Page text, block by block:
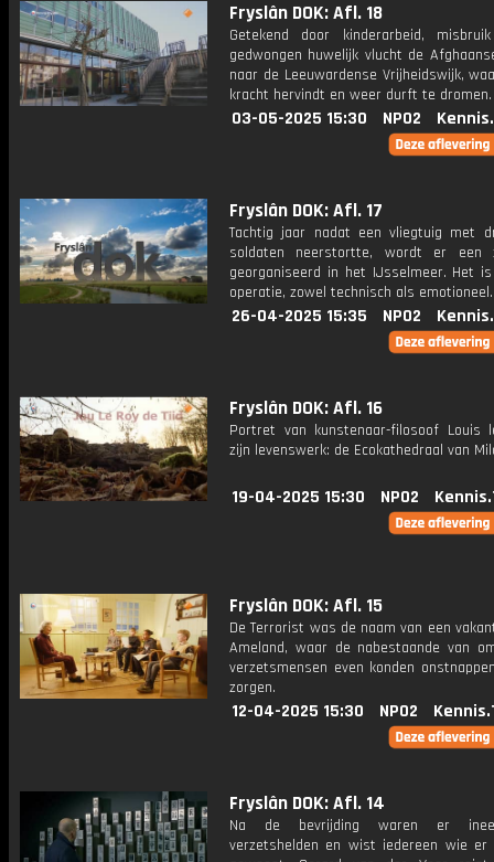
Fryslân DOK: Afl. 18
Getekend door kinderarbeid,
gedwongen huwelijk vlucht de
naar de Leeuwardense Vrijheidswijk,
kracht hervindt en weer durft te dromen.
03-05-2025 15:30 NPO2
Fryslân DOK: Afl. 17
Tachtig jaar nadat een vliegtuig met
soldaten neerstortte, wordt er een
georganiseerd in het IJsselmeer. Het
operatie, zowel technisch als emotioneel.
26-04-2025 15:35 NPO2
Fryslân DOK: Afl. 16
Portret van kunstenaar-filosoof Louis
zijn levenswerk: de Ecokathedraal van
19-04-2025 15:30 NPO2
Fryslân DOK: Afl. 15
De Terrorist was de naam van een
Ameland, waar de nabestaande van
verzetsmensen even konden
zorgen.
12-04-2025 15:30 NPO2
Fryslân DOK: Afl. 14
Na de bevrijding waren er
verzetshelden en wist iedereen wie